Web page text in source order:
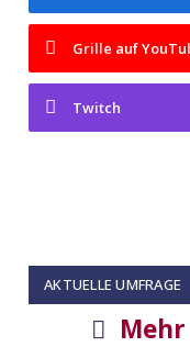
Grille auf
Twitch
AKTUELLE UMFRAGE